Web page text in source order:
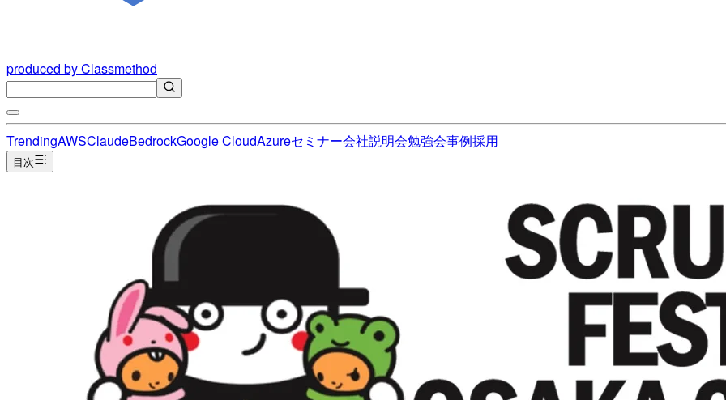
produced by Classmethod
TrendingAWSClaudeBedrockGoogle CloudAzureセミナー会社説明会勉強会事例採用
目次